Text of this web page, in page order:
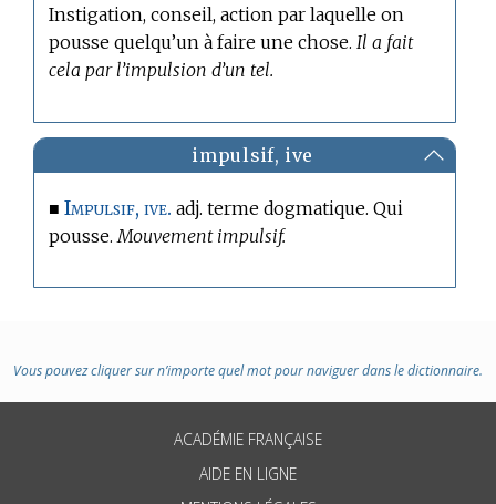
Instigation, conseil, action par laquelle on
pousse quelqu’un à faire une chose.Il a fait
cela par l’impulsion d’un tel.
impulsif, ive
■Impulsif, ive. adj.terme dogmatique. Qui
pousse.Mouvement impulsif.
Vous pouvez cliquer sur n’importe quel mot pour naviguer dans le dictionnaire.
ACADÉMIE FRANÇAISE
AIDE EN LIGNE